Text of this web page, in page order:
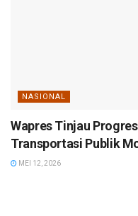
NASIONAL
Wapres Tinjau
Transportasi Publik
MEI 12, 2026